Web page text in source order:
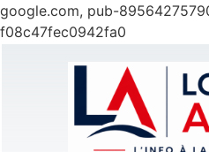
google.com, pub-
f08c47fec0942fa0